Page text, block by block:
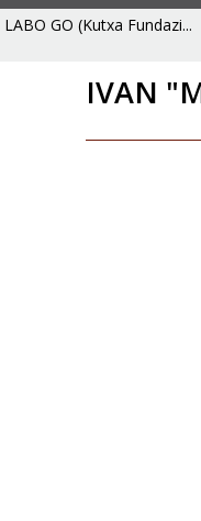
LABO GO (Kutxa Fundazi...
IVAN